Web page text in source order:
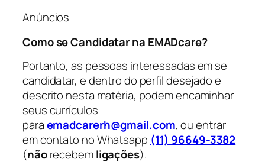
Anúncios
Como se Candidatar na EMADcare?
Portanto, as pessoas interessadas em se
candidatar, e dentro do perfil desejado e
descrito nesta matéria, podem encaminhar
seus currículos
paraemadcarerh@gmail.com, ou entrar
em contato no Whatsapp (11) 96649-3382
(nãorecebemligações).